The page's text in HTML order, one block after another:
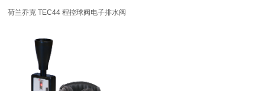
荷兰乔克 TEC44 程控球阀电子排水阀